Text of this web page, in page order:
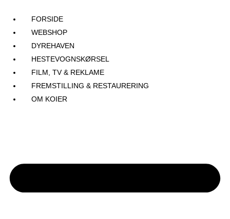
FORSIDE
WEBSHOP
DYREHAVEN
HESTEVOGNSKØRSEL
FILM, TV & REKLAME
FREMSTILLING & RESTAURERING​
OM KOIER